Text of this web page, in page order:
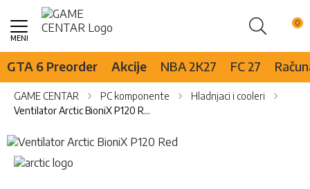
Pretraži
Skip
Content
GTA 6 Preorder Akcije NBA 2K27 FC 27
GAME CENTAR PC komponente
Hladnjaci i cooleri
Ventilator Arctic BioniX P120 Red
Skip
to
the
Skip
to